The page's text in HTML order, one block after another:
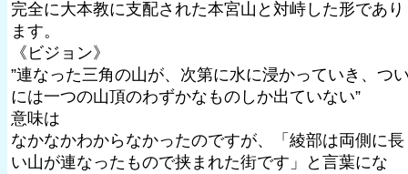
完全に大本教に支配された本宮山と対峙した形であり
ます。
《ビジョン》
”連なった三角の山が、次第に水に浸かっていき、つ
には一つの山頂のわずかなものしか出ていない”
意味は
なかなかわからなかったのですが、「綾部は両側に長
い山が連なったもので挟まれた街です」と言葉にな